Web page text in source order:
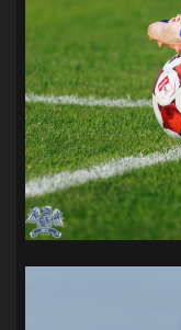
SANDRA SPA POGOŃ
SPARING (110) SPR
SPÓJNIA STARGARD (35)
SUPERLIGA KOBIET(58)
TAURON LIGA KOBIET
WYGRANA(43)
ŚWIT SKOLWIN (111)